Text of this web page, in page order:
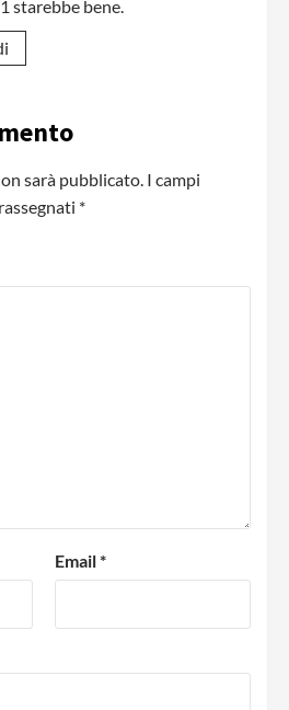
starebbe bene.
sarà pubblicato. I campi
*
Email*